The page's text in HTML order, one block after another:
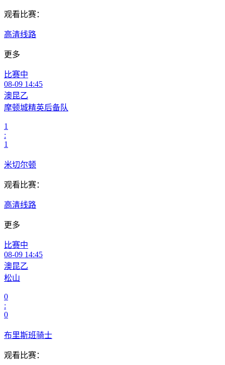
观看比赛：
高清线路
更多
比赛中
08-09 14:45
澳昆乙
摩顿城精英后备队
1
:
1
米切尔顿
观看比赛：
高清线路
更多
比赛中
08-09 14:45
澳昆乙
松山
0
:
0
布里斯班骑士
观看比赛：